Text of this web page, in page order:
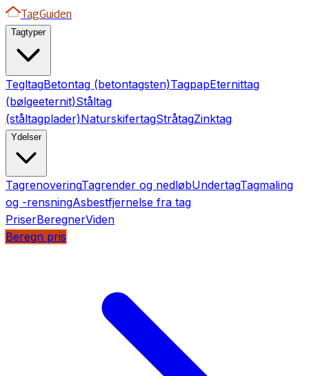
TagGuiden
Tagtyper
TegltagBetontag (betontagsten)TagpapEternittag
(bølgeeternit)Ståltag
(ståltagplader)NaturskifertagStråtagZinktag
Ydelser
TagrenoveringTagrender og nedløbUndertagTagmaling
og -rensningAsbestfjernelse fra tag
PriserBeregnerViden
Beregn pris